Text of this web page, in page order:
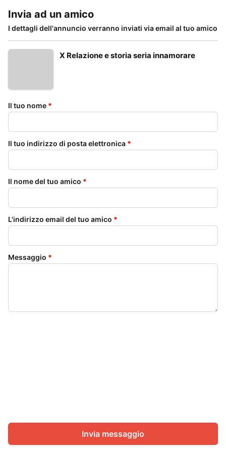
Invia ad un amico
I dettagli dell'annuncio verranno inviati via email al tuo amico
X Relazione e storia seria innamorare
Il tuo nome *
Il tuo indirizzo di posta elettronica *
Il nome del tuo amico *
L'indirizzo email del tuo amico *
Messaggio *
Invia messaggio